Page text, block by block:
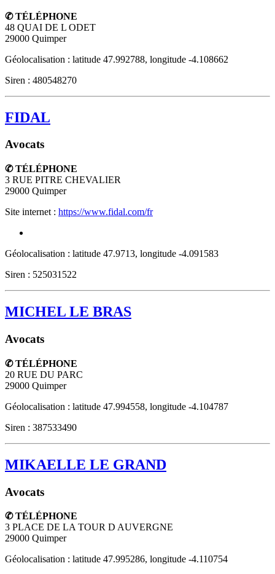
✆ TÉLÉPHONE
48 QUAI DE L ODET
29000 Quimper
Géolocalisation : latitude 47.992788, longitude -4.108662
Siren : 480548270
FIDAL
Avocats
✆ TÉLÉPHONE
3 RUE PITRE CHEVALIER
29000 Quimper
Site internet : https://www.fidal.com/fr
Géolocalisation : latitude 47.9713, longitude -4.091583
Siren : 525031522
MICHEL LE BRAS
Avocats
✆ TÉLÉPHONE
20 RUE DU PARC
29000 Quimper
Géolocalisation : latitude 47.994558, longitude -4.104787
Siren : 387533490
MIKAELLE LE GRAND
Avocats
✆ TÉLÉPHONE
3 PLACE DE LA TOUR D AUVERGNE
29000 Quimper
Géolocalisation : latitude 47.995286, longitude -4.110754